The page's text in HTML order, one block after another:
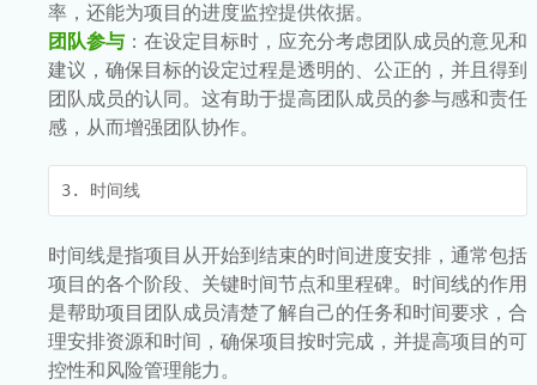
率，还能为项目的进度监控提供依据。
团队参与 ：在设定目标时，应充分考虑团队成员的意见和
建议，确保目标的设定过程是透明的、公正的，并且得到
团队成员的认同。这有助于提高团队成员的参与感和责任
感，从而增强团队协作。
3. 时间线
时间线是指项目从开始到结束的时间进度安排，通常包括
项目的各个阶段、关键时间节点和里程碑。时间线的作用
是帮助项目团队成员清楚了解自己的任务和时间要求，合
理安排资源和时间，确保项目按时完成，并提高项目的可
控性和风险管理能力。